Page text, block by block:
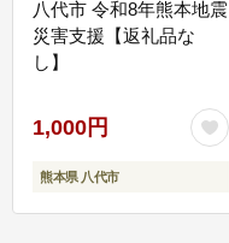
八代市 令和8年熊本地震
災害支援【返礼品な
し】
1,000円
熊本県 八代市